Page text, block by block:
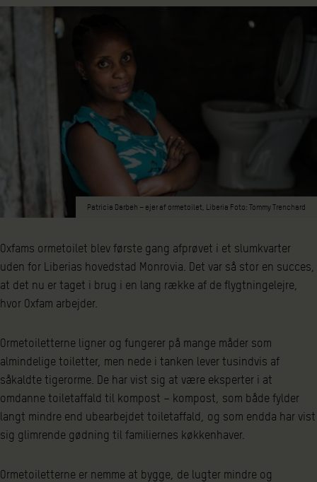
Patricia Darbeh – ejer af ormetoilet, Liberia Foto: Tommy Trenchard
Oxfams ormetoilet blev første gang afprøvet i et slumkvarter
uden for Liberias hovedstad Monrovia. Det var så stor en succes,
at det nu er taget i brug i en lang række af de flygtningelejre,
hvor Oxfam arbejder.
Ormetoiletterne ligner og fungerer på mange måder som
almindelige toiletter, men nede i tanken lever tusindvis af
såkaldte tigerorme. De har vist sig at være eksperter i at
omdanne toiletaffald til kompost – kompost, som både fylder
langt mindre end ubearbejdet toiletaffald, og som endda har vist
sig glimrende gødning til familiernes køkkenhaver.
Ormetoiletterne er nemme at bygge, de lugter mindre og